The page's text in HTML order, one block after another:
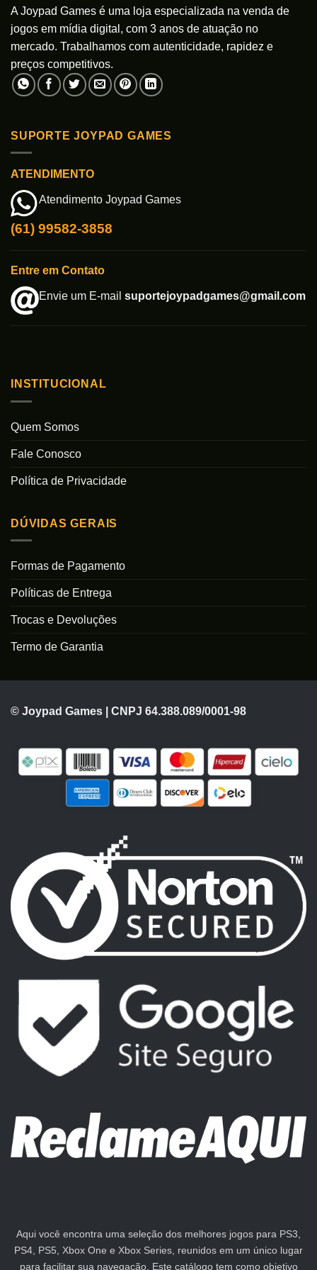
A Joypad Games é uma loja especializada na venda de
jogos em mídia digital, com 3 anos de atuação no
mercado. Trabalhamos com autenticidade, rapidez e
preços competitivos.
SUPORTE JOYPAD GAMES
ATENDIMENTO
Atendimento Joypad Games
(61) 99582-3858
Entre em Contato
Envie um E-mail suportejoypadgames@gmail.com
INSTITUCIONAL
Quem Somos
Fale Conosco
Política de Privacidade
DÚVIDAS GERAIS
Formas de Pagamento
Políticas de Entrega
Trocas e Devoluções
Termo de Garantia
© Joypad Games | CNPJ 64.388.089/0001-98
Aqui você encontra uma seleção dos melhores jogos para PS3,
PS4, PS5, Xbox One e Xbox Series, reunidos em um único lugar
para facilitar sua navegação. Este catálogo tem como objetivo